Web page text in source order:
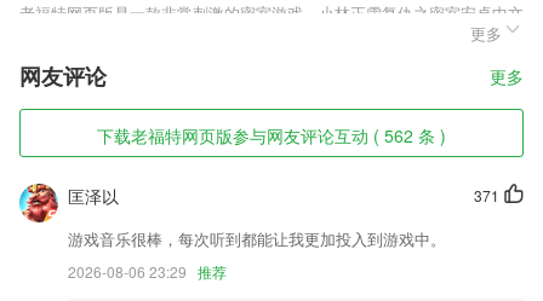
老福特网页版是一款非常刺激的密室游戏，小林正雪复仇之密室安卓中文
版中你将会被困在一所密室中，这个密室的周围有着重重机关的阻拦，你
需要凭借着自己的智慧逃离这里，这款游戏集悬疑、逃生、解谜等多种玩
法与一同，给你带来非常特别的密室逃脱玩法。
老福特网页版软件特色
1,移动图说，加强学习互动
2,开放格局鼓励创新创造，特色插件凝聚企业合力，
3,【专业】最专业的慢性肾病管理方案、肾病饮食解决方案
4,第一时间了解班级学生的疑问，快速帮助2265学生答疑，让老师的身影
更多
网友评论 更多
下载老福特网页版参与网友评论互动 ( 562 条 )
371
匡泽以
游戏音乐很棒，每次听到都能让我更加投入到游戏中。
2026-08-06 23:29 推荐